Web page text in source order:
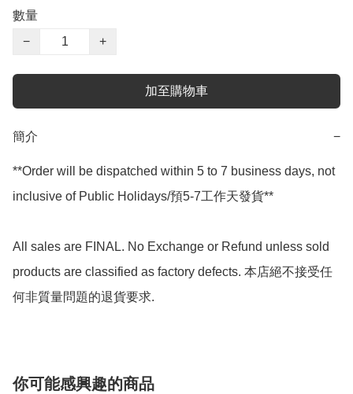
數量
−
+
加至購物車
簡介 −
**Order will be dispatched within 5 to 7 business days, not
inclusive of Public Holidays/預5-7工作天發貨**
All sales are FINAL. No Exchange or Refund unless sold
products are classified as factory defects. 本店絕不接受任
何非質量問題的退貨要求.
你可能感興趣的商品